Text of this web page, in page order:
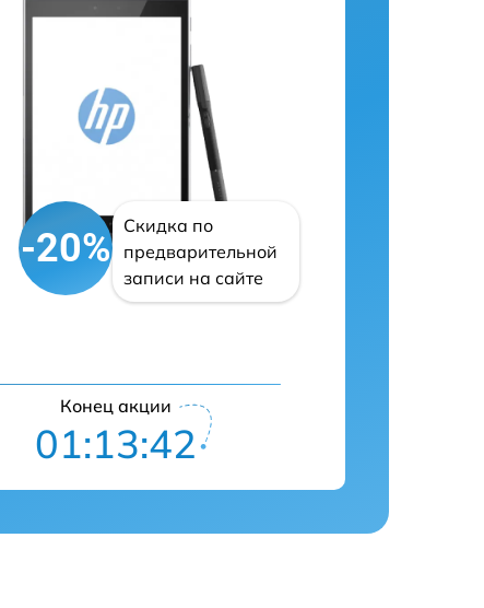
-20%
Скидка по
предварительной
записи на сайте
Конец акции
01:13:41